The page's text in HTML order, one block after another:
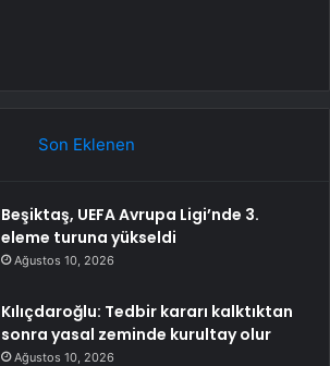
Son Eklenen
Beşiktaş, UEFA Avrupa Ligi’nde 3.
eleme turuna yükseldi
Ağustos 10, 2026
Kılıçdaroğlu: Tedbir kararı kalktıktan
sonra yasal zeminde kurultay olur
Ağustos 10, 2026